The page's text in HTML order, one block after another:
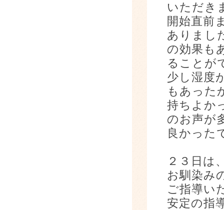
いただき
開始直前
ありまし
の効果も
ることが
少し湿度
もあった
持ちよか
のお声が
良かった
２３日は
お馴染み
ご指導い
安定の指